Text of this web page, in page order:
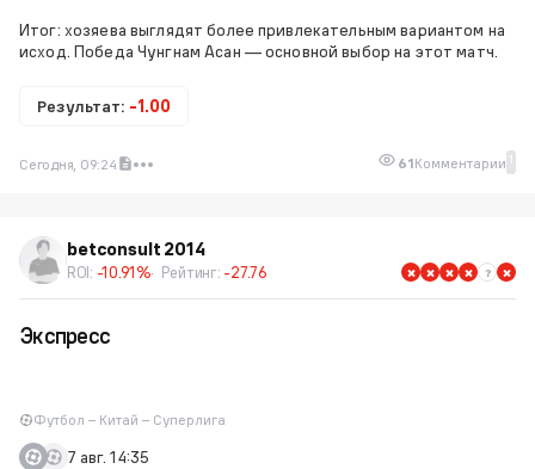
Итог: хозяева выглядят более привлекательным вариантом на
исход. Победа Чунгнам Асан — основной выбор на этот матч.
Результат: -1.00
Сегодня, 09:24 61Комментарии 1
betconsult 2014
ROI: -10.91% Рейтинг: -27.76
Экспресс
Футбол – Китай – Суперлига
7 авг. 14:35